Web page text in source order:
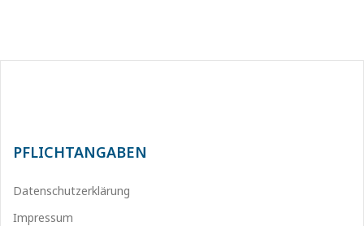
PFLICHTANGABEN
Datenschutzerklärung
Impressum